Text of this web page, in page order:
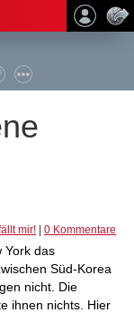
mir! 0 Kommentare
York das
Süd-Korea
nicht. Die
ihnen nichts. Hier